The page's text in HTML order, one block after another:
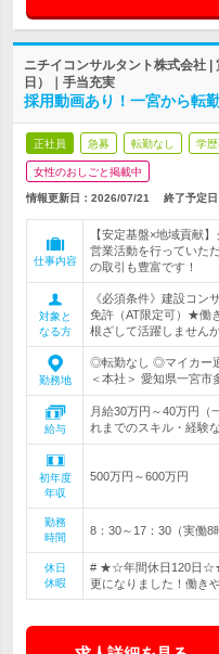
ニチイコンサルタント株式会社
日）｜手当充実
採用動画あり！一宮から転
正社員 急募 転勤なし 学
女性のおしごと掲載中
情報更新日：2026/07/21 終了予定日
仕事内容
【安定基盤×地域貢献
営業活動を行っていた
の取引も豊富です！
対象と
なる方
《必須条件》建設コン
免許（AT限定可）★働
根ざして活躍しません
勤務地
◎転勤なし ◎マイカー
＜本社＞ 愛知県一宮市
給与
月給30万円～40万円（
れまでのスキル・経験
初年度
年収
500万円～600万円
勤務
時間
8：30～17：30（実働8
休日
休暇
# ★☆年間休日120日
更になりました！働き